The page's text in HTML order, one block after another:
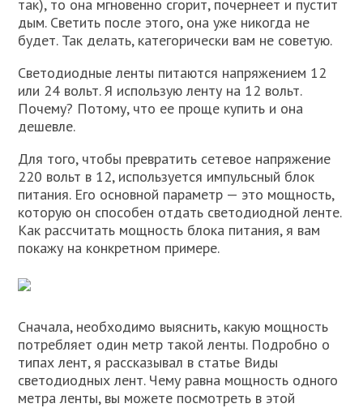
так), то она мгновенно сгорит, почернеет и пустит
дым. Светить после этого, она уже никогда не
будет. Так делать, категорически вам не советую.
Светодиодные ленты питаются напряжением 12
или 24 вольт. Я использую ленту на 12 вольт.
Почему? Потому, что ее проще купить и она
дешевле.
Для того, чтобы превратить сетевое напряжение
220 вольт в 12, используется импульсный блок
питания. Его основной параметр — это мощность,
которую он способен отдать светодиодной ленте.
Как рассчитать мощность блока питания, я вам
покажу на конкретном примере.
Сначала, необходимо выяснить, какую мощность
потребляет один метр такой ленты. Подробно о
типах лент, я рассказывал в статье Виды
светодиодных лент. Чему равна мощность одного
метра ленты, вы можете посмотреть в этой